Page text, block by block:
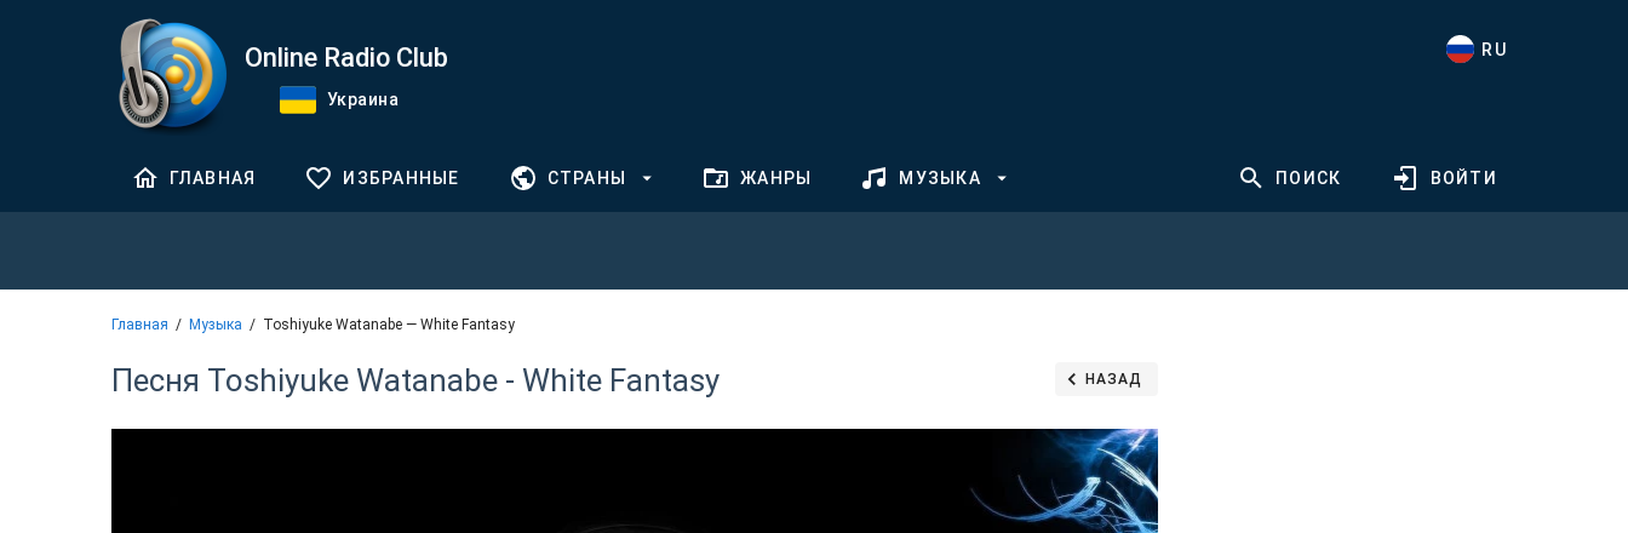
Online Radio Club
Украина
RU
ГЛАВНАЯ ИЗБРАННЫЕ СТРАНЫ ЖАНРЫ МУЗЫКА ПОИСК ВОЙТИ
Главная Музыка Toshiyuke Watanabe — White Fantasy
Песня Toshiyuke Watanabe - White Fantasy НАЗАД